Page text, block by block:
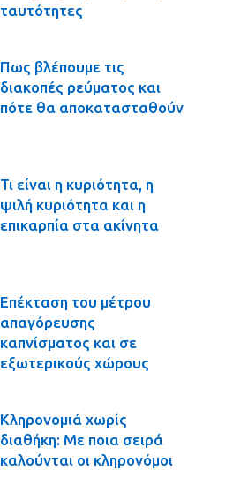
ταυτότητες
Πως βλέπουμε τις
διακοπές ρεύματος και
πότε θα αποκατασταθούν
Τι είναι η κυριότητα, η
ψιλή κυριότητα και η
επικαρπία στα ακίνητα
Επέκταση του μέτρου
απαγόρευσης
καπνίσματος και σε
εξωτερικούς χώρους
Κληρονομιά χωρίς
διαθήκη: Με ποια σειρά
καλούνται οι κληρονόμοι